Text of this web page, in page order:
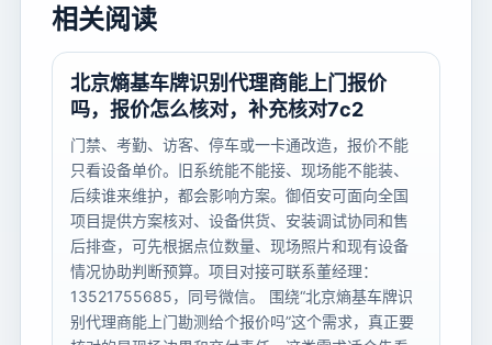
相关阅读
北京熵基车牌识别代理商能上门报价
吗，报价怎么核对，补充核对7c2
门禁、考勤、访客、停车或一卡通改造，报价不能
只看设备单价。旧系统能不能接、现场能不能装、
后续谁来维护，都会影响方案。御佰安可面向全国
项目提供方案核对、设备供货、安装调试协同和售
后排查，可先根据点位数量、现场照片和现有设备
情况协助判断预算。项目对接可联系董经理：
13521755685，同号微信。 围绕“北京熵基车牌识
别代理商能上门勘测给个报价吗”这个需求，真正要